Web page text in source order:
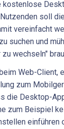
soll
vereinfacht
suchen und
wechseln"
Web-Client,
zum
die Desktop-
zum Beispiel
einführen